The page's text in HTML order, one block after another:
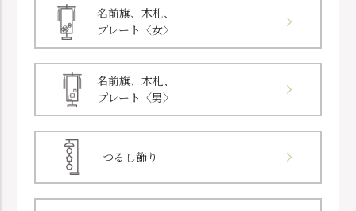
名前旗、木札、
プレート〈女〉
名前旗、木札、
プレート〈男〉
つるし飾り